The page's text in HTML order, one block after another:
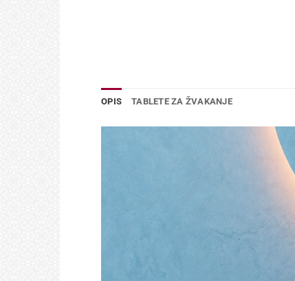
OPIS TABLETE ZA ŽVAKANJE